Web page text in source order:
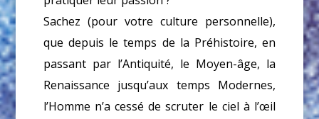
Sachez (pour votre culture personnelle),
que depuis le temps de la Préhistoire, en
passant par l’Antiquité, le Moyen-âge, la
Renaissance jusqu’aux temps Modernes,
l’Homme n’a cessé de scruter le ciel à l’œil